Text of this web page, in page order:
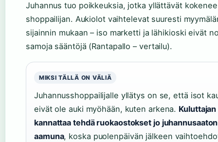
Juhannus tuo poikkeuksia, jotka yllättävät
shoppailijan. Aukiolot vaihtelevat suuresti
sijainnin mukaan – iso marketti ja lähikioski eivät
samoja sääntöjä (Rantapallo – vertailu).
MIKSI TÄLLÄ ON VÄLIÄ
Juhannusshoppailijalle yllätys on se, että isot
eivät ole auki myöhään, kuten arkena. Kuluttajan
kannattaa tehdä ruokaostokset jo juhannusaaton
aamuna, koska puolenpäivän jälkeen